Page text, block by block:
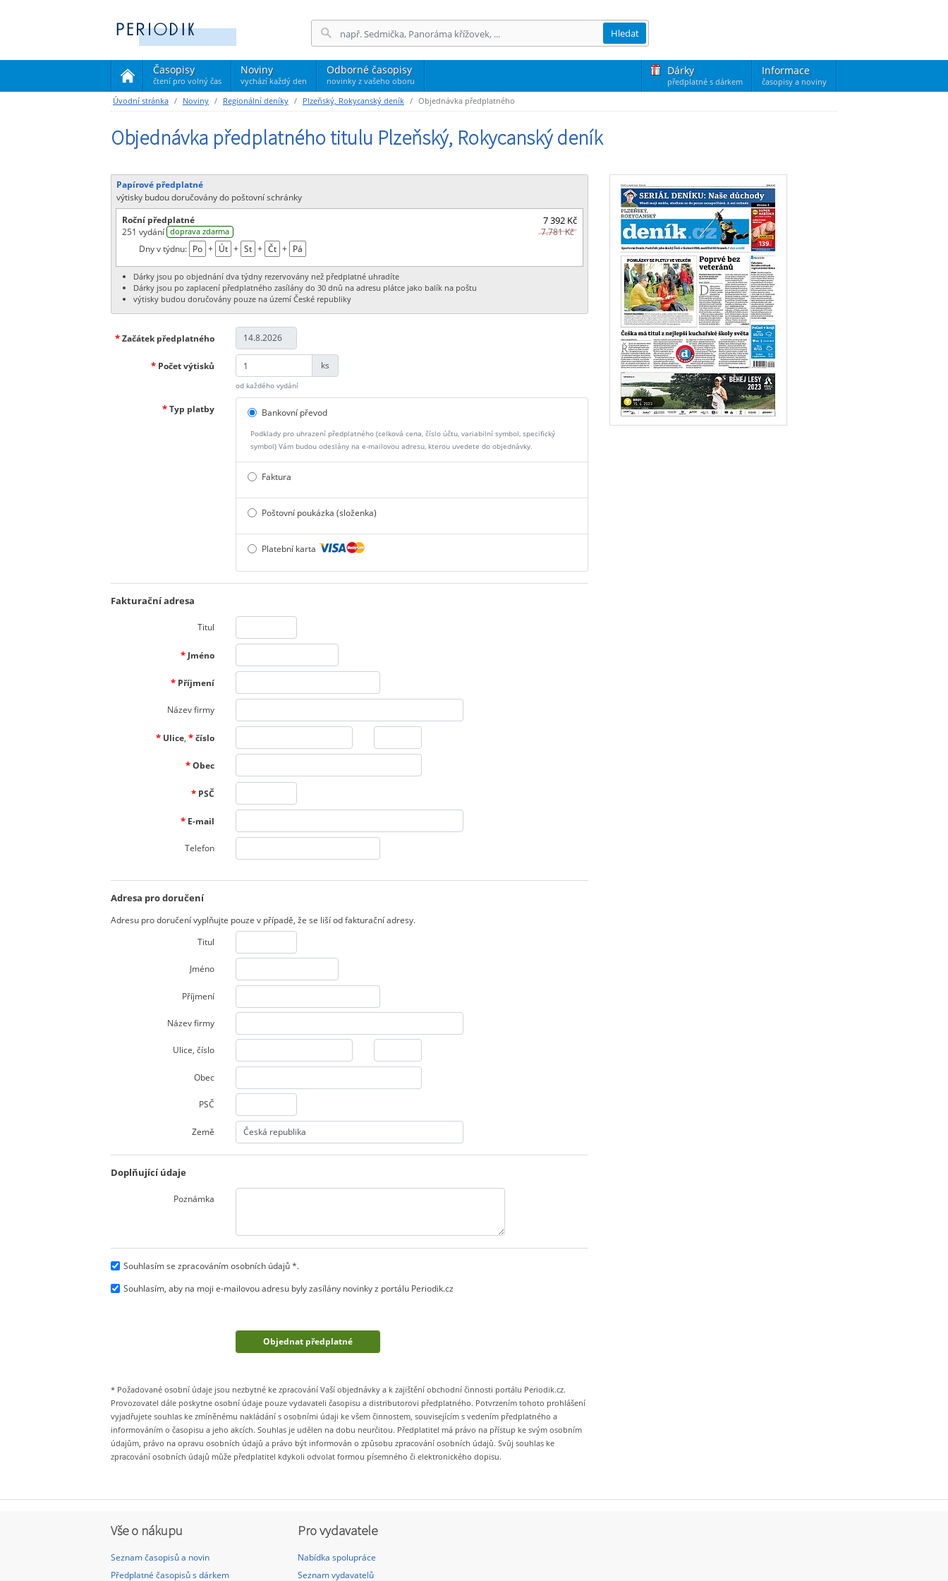
Časopisy
čtení pro volný čas
(current)
Noviny
vychází každý den
Odborné časopisy
novinky z vašeho oboru
Dárky
předplatné s dárkem
Informace
časopisy a noviny
Hledat
Úvodní stránka Noviny Regionální deníky Plzeňský, Rokycanský deník Objednávka předplatného
Objednávka předplatného titulu Plzeňský, Rokycanský deník
Papírové předplatné
výtisky budou doručovány do poštovní schránky
Roční předplatné
251 vydání doprava zdarma
7 392 Kč
7.781 Kč
Dny v týdnu: Po + Út + St + Čt + Pá
Dárky jsou po objednání dva týdny rezervovány než předplatné uhradíte
Dárky jsou po zaplacení předplatného zasílány do 30 dnů na adresu plátce jako balík na poštu
výtisky budou doručovány pouze na území České republiky
*Začátek předplatného
*Počet výtisků ks
od každého vydání
*Typ platby Bankovní převod
Podklady pro uhrazení předplatného (celková cena, číslo účtu, variabilní symbol, specifický
symbol) Vám budou odeslány na e-mailovou adresu, kterou uvedete do objednávky.
Faktura
Poštovní poukázka (složenka)
Platební karta
Fakturační adresa
Titul
*Jméno
*Příjmení
Název firmy
*Ulice, *číslo
*Obec
*PSČ
*E-mail
Telefon
Adresa pro doručení
Adresu pro doručení vyplňujte pouze v případě, že se liší od fakturační adresy.
Titul
Jméno
Příjmení
Název firmy
Ulice, číslo
Obec
PSČ
Země
Doplňující údaje
Poznámka
Souhlasím se zpracováním osobních údajů *.
Souhlasím, aby na moji e-mailovou adresu byly zasílány novinky z portálu Periodik.cz
* Požadované osobní údaje jsou nezbytné ke zpracování Vaší objednávky a k zajištění obchodní činnosti portálu Periodik.cz.
Provozovatel dále poskytne osobní údaje pouze vydavateli časopisu a distributorovi předplatného. Potvrzením tohoto prohlášení
vyjadřujete souhlas ke zmíněnému nakládání s osobními údaji ke všem činnostem, souvisejícím s vedením předplatného a
informováním o časopisu a jeho akcích. Souhlas je udělen na dobu neurčitou. Předplatitel má právo na přístup ke svým osobním
údajům, právo na opravu osobních údajů a právo být informován o způsobu zpracování osobních údajů. Svůj souhlas ke
zpracování osobních údajů může předplatitel kdykoli odvolat formou písemného či elektronického dopisu.
Vše o nákupu
Seznam časopisů a novin
Předplatné časopisů s dárkem
Pro vydavatele
Nabídka spolupráce
Seznam vydavatelů